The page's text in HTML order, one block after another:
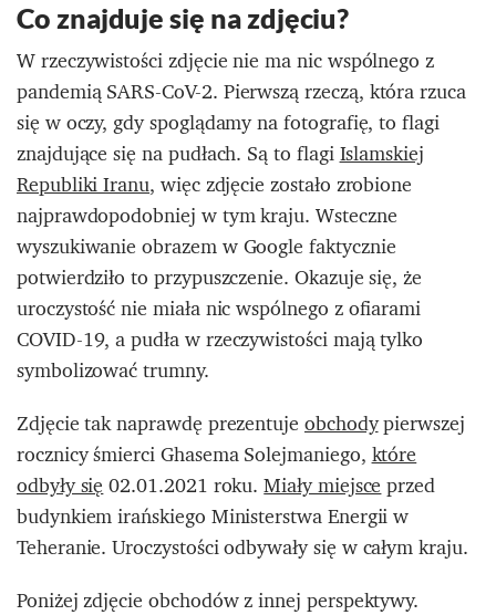
Co znajduje się na zdjęciu?
W rzeczywistości zdjęcie nie ma nic wspólnego z
pandemią SARS-CoV-2. Pierwszą rzeczą, która rzuca
się w oczy, gdy spoglądamy na fotografię, to flagi
znajdujące się na pudłach. Są to flagiIslamskiej
Republiki Iranu, więc zdjęcie zostało zrobione
najprawdopodobniej w tym kraju. Wsteczne
wyszukiwanie obrazem w Google faktycznie
potwierdziło to przypuszczenie. Okazuje się, że
uroczystość nie miała nic wspólnego z ofiarami
COVID-19, a pudła w rzeczywistości mają tylko
symbolizować trumny.
Zdjęcie tak naprawdę prezentujeobchodypierwszej
rocznicy śmierci Ghasema Solejmaniego,które
odbyły się02.01.2021 roku.Miały miejsceprzed
budynkiem irańskiego Ministerstwa Energii w
Teheranie. Uroczystości odbywały się w całym kraju.
Poniżej zdjęcie obchodów z innej perspektywy.